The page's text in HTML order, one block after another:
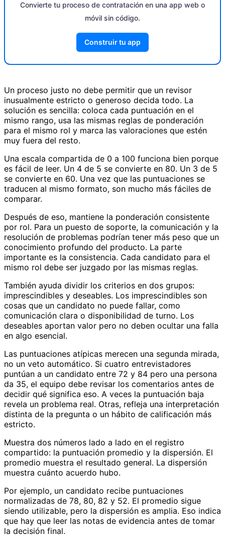
Convierte tu proceso de contratación en una app web o
móvil sin código.
Construir tu app
Un proceso justo no debe permitir que un revisor
inusualmente estricto o generoso decida todo. La
solución es sencilla: coloca cada puntuación en el
mismo rango, usa las mismas reglas de ponderación
para el mismo rol y marca las valoraciones que estén
muy fuera del resto.
Una escala compartida de 0 a 100 funciona bien porque
es fácil de leer. Un 4 de 5 se convierte en 80. Un 3 de 5
se convierte en 60. Una vez que las puntuaciones se
traducen al mismo formato, son mucho más fáciles de
comparar.
Después de eso, mantiene la ponderación consistente
por rol. Para un puesto de soporte, la comunicación y la
resolución de problemas podrían tener más peso que un
conocimiento profundo del producto. La parte
importante es la consistencia. Cada candidato para el
mismo rol debe ser juzgado por las mismas reglas.
También ayuda dividir los criterios en dos grupos:
imprescindibles y deseables. Los imprescindibles son
cosas que un candidato no puede fallar, como
comunicación clara o disponibilidad de turno. Los
deseables aportan valor pero no deben ocultar una falla
en algo esencial.
Las puntuaciones atípicas merecen una segunda mirada,
no un veto automático. Si cuatro entrevistadores
puntúan a un candidato entre 72 y 84 pero una persona
da 35, el equipo debe revisar los comentarios antes de
decidir qué significa eso. A veces la puntuación baja
revela un problema real. Otras, refleja una interpretación
distinta de la pregunta o un hábito de calificación más
estricto.
Muestra dos números lado a lado en el registro
compartido: la puntuación promedio y la dispersión. El
promedio muestra el resultado general. La dispersión
muestra cuánto acuerdo hubo.
Por ejemplo, un candidato recibe puntuaciones
normalizadas de 78, 80, 82 y 52. El promedio sigue
siendo utilizable, pero la dispersión es amplia. Eso indica
que hay que leer las notas de evidencia antes de tomar
la decisión final.